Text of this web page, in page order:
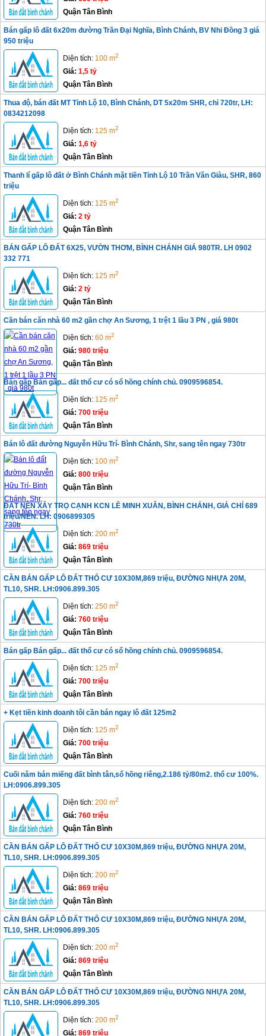
Quận Tân Bình
Bán gấp lô đất 6x20m đường Trần Đại Nghĩa, Bình Chánh, BV Nhi Đồng 3 giá
950 triệu
Diện tích: 100 m2
Giá: 1,5 tỷ
Quận Tân Bình
Thua độ, bán đất MT Tỉnh Lộ 10, Bình Chánh, DT 5x20m SHR, chỉ 720tr, LH:
0834212098
Diện tích: 125 m2
Giá: 1,6 tỷ
Quận Tân Bình
Thanh lí gấp lô đất ở Bình Chánh mặt tiền Tỉnh Lộ 10 Trần Văn Giàu, SHR, 860
triệu
Diện tích: 125 m2
Giá: 2 tỷ
Quận Tân Bình
BÁN GẤP LÔ ĐẤT 6X25, VƯỜN THƠM, BÌNH CHÁNH GIÁ 980TR. LH 0902
332 771
Diện tích: 125 m2
Giá: 2 tỷ
Quận Tân Bình
Cần bán căn nhà 60 m2 gần chợ An Sương, 1 trệt 1 lầu 3 PN , giá 980t
Diện tích: 60 m2
Giá: 980 triệu
Quận Tân Bình
Bán gấp Bán gấp... đất thổ cư có sổ hồng chính chủ. 0909596854.
Diện tích: 125 m2
Giá: 700 triệu
Quận Tân Bình
Bán lô đất đường Nguyễn Hữu Trí- Bình Chánh, Shr, sang tên ngay 730tr
Diện tích: 100 m2
Giá: 800 triệu
Quận Tân Bình
ĐẤT NỀN XÂY TRỌ CẠNH KCN LÊ MINH XUÂN, BÌNH CHÁNH, GIÁ CHỈ 689
triệu/NỀN. LH: 0906899305
Diện tích: 200 m2
Giá: 869 triệu
Quận Tân Bình
CẦN BÁN GẤP LÔ ĐẤT THỔ CƯ 10X30M,869 triệu, ĐƯỜNG NHỰA 20M,
TL10, SHR. LH:0906.899.305
Diện tích: 250 m2
Giá: 760 triệu
Quận Tân Bình
Bán gấp Bán gấp... đất thổ cư có sổ hồng chính chủ. 0909596854.
Diện tích: 125 m2
Giá: 700 triệu
Quận Tân Bình
+ Kẹt tiền kinh doanh tôi cần bán ngay lô đất 125m2
Diện tích: 125 m2
Giá: 700 triệu
Quận Tân Bình
Cuối năm bán miếng đất bình tân,sổ hồng riêng,2.186 tỷ/80m2. thổ cư 100%.
LH:0906.899.305
Diện tích: 200 m2
Giá: 760 triệu
Quận Tân Bình
CẦN BÁN GẤP LÔ ĐẤT THỔ CƯ 10X30M,869 triệu, ĐƯỜNG NHỰA 20M,
TL10, SHR. LH:0906.899.305
Diện tích: 200 m2
Giá: 869 triệu
Quận Tân Bình
CẦN BÁN GẤP LÔ ĐẤT THỔ CƯ 10X30M,869 triệu, ĐƯỜNG NHỰA 20M,
TL10, SHR. LH:0906.899.305
Diện tích: 200 m2
Giá: 869 triệu
Quận Tân Bình
CẦN BÁN GẤP LÔ ĐẤT THỔ CƯ 10X30M,869 triệu, ĐƯỜNG NHỰA 20M,
TL10, SHR. LH:0906.899.305
Diện tích: 200 m2
Giá: 869 triệu